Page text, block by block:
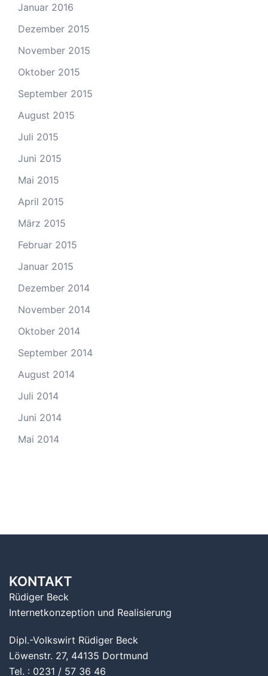
Januar 2016
Dezember 2015
November 2015
Oktober 2015
September 2015
August 2015
Juli 2015
Juni 2015
Mai 2015
April 2015
März 2015
Februar 2015
Januar 2015
Dezember 2014
November 2014
Oktober 2014
September 2014
August 2014
Juli 2014
Juni 2014
Mai 2014
KONTAKT
Rüdiger Beck
Internetkonzeption und Realisierung
Dipl.-Volkswirt Rüdiger Beck
Löwenstr. 27, 44135 Dortmund
Tel. : 0231 / 57 36 46